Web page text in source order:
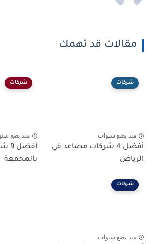
مقالات قد تهمك
شركات
منذ بضع سنوات
أفضل 4 شركات مصاعد في
الرياض
شركات
منذ بضع
بالمجمعة
شركات
منذ بضع سنوات